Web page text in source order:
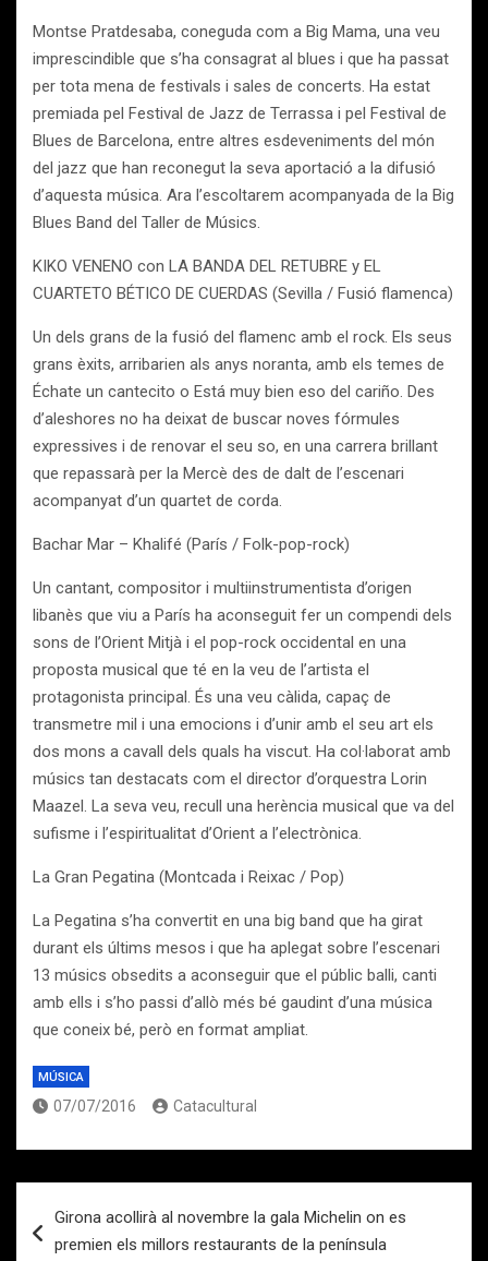
Montse Pratdesaba, coneguda com a Big Mama, una veu
imprescindible que s’ha consagrat al blues i que ha passat
per tota mena de festivals i sales de concerts. Ha estat
premiada pel Festival de Jazz de Terrassa i pel Festival de
Blues de Barcelona, entre altres esdeveniments del món
del jazz que han reconegut la seva aportació a la difusió
d’aquesta música. Ara l’escoltarem acompanyada de la Big
Blues Band del Taller de Músics.
KIKO VENENO con LA BANDA DEL RETUBRE y EL
CUARTETO BÉTICO DE CUERDAS (Sevilla / Fusió flamenca)
Un dels grans de la fusió del flamenc amb el rock. Els seus
grans èxits, arribarien als anys noranta, amb els temes de
Échate un cantecito o Está muy bien eso del cariño. Des
d’aleshores no ha deixat de buscar noves fórmules
expressives i de renovar el seu so, en una carrera brillant
que repassarà per la Mercè des de dalt de l’escenari
acompanyat d’un quartet de corda.
Bachar Mar – Khalifé (París / Folk-pop-rock)
Un cantant, compositor i multiinstrumentista d’origen
libanès que viu a París ha aconseguit fer un compendi dels
sons de l’Orient Mitjà i el pop-rock occidental en una
proposta musical que té en la veu de l’artista el
protagonista principal. És una veu càlida, capaç de
transmetre mil i una emocions i d’unir amb el seu art els
dos mons a cavall dels quals ha viscut. Ha col·laborat amb
músics tan destacats com el director d’orquestra Lorin
Maazel. La seva veu, recull una herència musical que va del
sufisme i l’espiritualitat d’Orient a l’electrònica.
La Gran Pegatina (Montcada i Reixac / Pop)
La Pegatina s’ha convertit en una big band que ha girat
durant els últims mesos i que ha aplegat sobre l’escenari
13 músics obsedits a aconseguir que el públic balli, canti
amb ells i s’ho passi d’allò més bé gaudint d’una música
que coneix bé, però en format ampliat.
MÚSICA
07/07/2016 Catacultural
de
Girona acollirà al novembre la gala Michelin on es
premien els millors restaurants de la península